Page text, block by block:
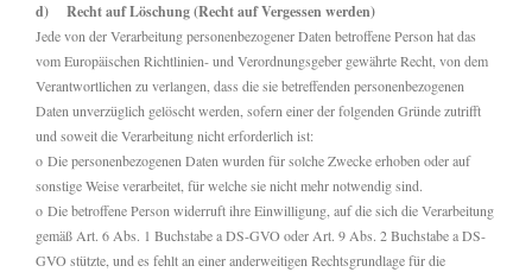
d) Recht auf Löschung (Recht auf Vergessen werden)
Jede von der Verarbeitung personenbezogener Daten betroffene Person hat das
vom Europäischen Richtlinien- und Verordnungsgeber gewährte Recht, von dem
Verantwortlichen zu verlangen, dass die sie betreffenden personenbezogenen
Daten unverzüglich gelöscht werden, sofern einer der folgenden Gründe zutrifft
und soweit die Verarbeitung nicht erforderlich ist:
o Die personenbezogenen Daten wurden für solche Zwecke erhoben oder auf
sonstige Weise verarbeitet, für welche sie nicht mehr notwendig sind.
o Die betroffene Person widerruft ihre Einwilligung, auf die sich die Verarbeitung
gemäß Art. 6 Abs. 1 Buchstabe a DS-GVO oder Art. 9 Abs. 2 Buchstabe a DS-
GVO stützte, und es fehlt an einer anderweitigen Rechtsgrundlage für die